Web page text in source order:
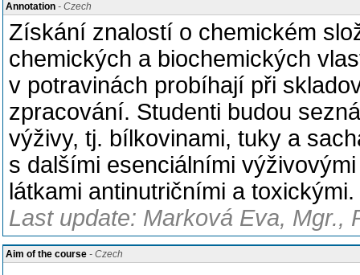
Annotation - Czech
Získání znalostí o chemickém
chemických a biochemických
v potravinách probíhají při
zpracování. Studenti budou
výživy, tj. bílkovinami, tuky a
s dalšími esenciálními
látkami antinutričními a toxickými.
Last update: Marková Eva, Mgr.,
Aim of the course - Czech